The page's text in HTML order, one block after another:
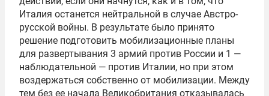
Италия останется нейтральной в случае Австро-
русской войны. В результате было принято
решение подготовить мобилизационные планы
для развертывания 3 армий против России и 1 —
наблюдательной — против Италии, но при этом
воздержаться собственно от мобилизации. Между
тем без ее начала Великобритания отказывалась